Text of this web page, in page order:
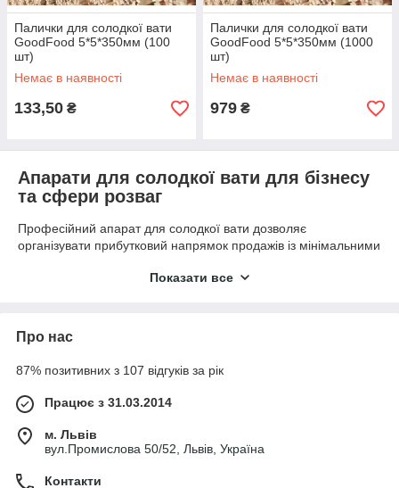
Палички для солодкої вати
GoodFood 5*5*350мм (100
шт)
Немає в наявності
133,50 ₴
Палички для солодкої вати
GoodFood 5*5*350мм (1000
шт)
Немає в наявності
979 ₴
Апарати для солодкої вати для бізнесу
та сфери розваг
Професійний апарат для солодкої вати дозволяє
організувати прибутковий напрямок продажів із мінімальними
плавлення цукру та формування повітряних волокон, з яких
популярним рішенням для точок із великим потоком
відвідувачів.
⚙ ОСНОВНІ ВАРІАНТИ
У категорії представлені:
настільні апарати для солодкої вати;
професійні апарати для комерційного використання;
моделі зі збільшеною продуктивністю;
Показати все
Про нас
87% позитивних з 107 відгуків за рік
Працює з 31.03.2014
м. Львів
вул.Промислова 50/52, Львів, Україна
Контакти